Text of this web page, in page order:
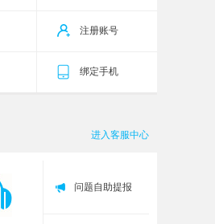
注册账号
绑定手机
进入客服中心
问题自助提报